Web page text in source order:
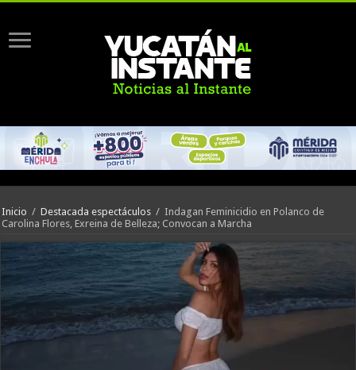
Inicio / Destacada espectáculos / Indagan Feminicidio en Polanco de
Carolina Flores, Exreina de Belleza; Convocan a Marcha